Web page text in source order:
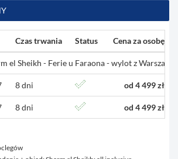
Czas trwania Status Cena za osobę
el Sheikh - Ferie u Faraona - wylot z
8 dni od 4 499 zł
8 dni od 4 499 zł